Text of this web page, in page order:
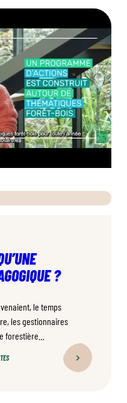
?
le temps
les gestionnaires
forestière